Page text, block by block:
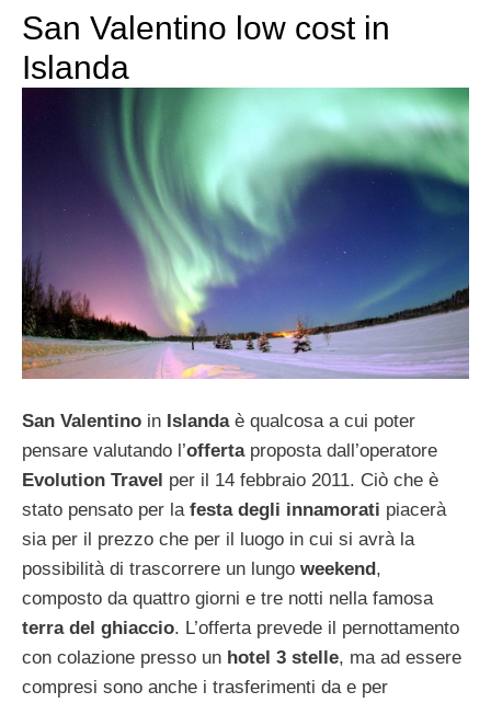
San Valentino low cost in
Islanda
San Valentino in Islandaè qualcosa a cui poter
pensare valutando l’offertaproposta dall’operatore
Evolution Travel per il 14 febbraio 2011. Ciò che è
stato pensato per la festa degli innamorati piacerà
sia per il prezzo che per il luogo in cui si avrà la
possibilità di trascorrere un lungo weekend ,
composto da quattro giorni e tre notti nella famosa
terra del ghiaccio. L’offerta prevede il pernottamento
con colazione presso un hotel 3 stelle, ma ad essere
compresi sono anche i trasferimenti da e per